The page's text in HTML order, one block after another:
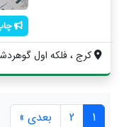
کرج ، فلکه اول گوهردشت
1
2 بعدی »